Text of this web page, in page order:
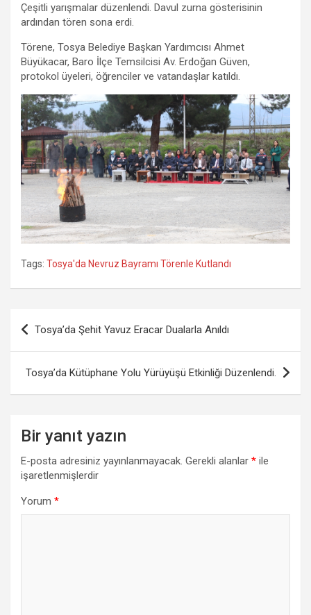
Çeşitli yarışmalar düzenlendi. Davul zurna gösterisinin
ardından tören sona erdi.
Törene, Tosya Belediye Başkan Yardımcısı Ahmet
Büyükacar, Baro İlçe Temsilcisi Av. Erdoğan Güven,
protokol üyeleri, öğrenciler ve vatandaşlar katıldı.
Tags: Tosya'da Nevruz Bayramı Törenle Kutlandı
Yazı
gezinmesi
Tosya’da Şehit Yavuz Eracar Dualarla Anıldı
Tosya’da Kütüphane Yolu Yürüyüşü Etkinliği Düzenlendi.
Bir yanıt yazın
E-posta adresiniz yayınlanmayacak. Gerekli alanlar * ile
işaretlenmişlerdir
Yorum *